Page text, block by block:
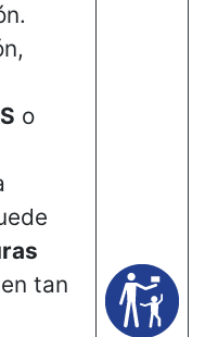
o
en tan